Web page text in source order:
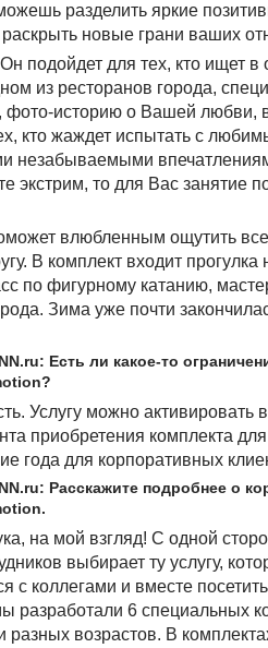
разделить яркие
новые грани ваших
подойдет для тех, кто ищет
из ресторанов города,
фото-историю о Вашей
кто жаждет испытать с
незабываемыми
экстрим, то для Вас занятие
влюбленным ощутить
В комплект входит
по фигурному катанию,
Зима уже почти
Есть ли какое-то
Услугу можно активировать
приобретения комплекта
года для корпоративных
Расскажите подробнее о
на мой взгляд! С одной
выбирает ту услугу,
с коллегами и вместе
разработали 6 специальных
возрастов. В